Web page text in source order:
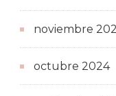
noviembre
octubre 2024